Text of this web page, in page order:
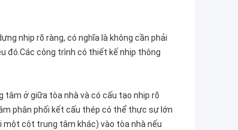
nhịp rõ ràng, có nghĩa là không cần phải
đó.Các công trình có thiết kế nhịp thông
ở giữa tòa nhà và có cấu tạo nhịp rõ
phân phối kết cấu thép có thể thực sự lớn
một cột trung tâm khác) vào tòa nhà nếu